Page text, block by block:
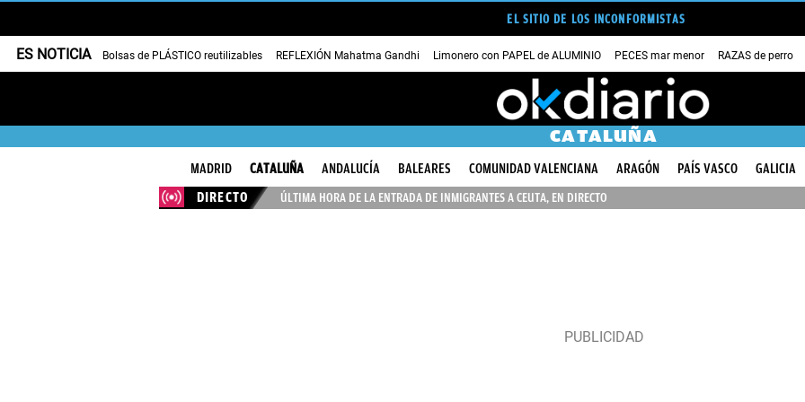
EL SITIO DE LOS INCONFORMISTAS
ES NOTICIA Bolsas de PLÁSTICO reutilizables REFLEXIÓN Mahatma Gandhi Limonero con PAPEL de ALUMINIO PECES mar menor RAZAS de perro
CATALUÑA
MADRID CATALUÑA ANDALUCÍA BALEARES COMUNIDAD VALENCIANA ARAGÓN PAÍS VASCO GALICIA
DIRECTO
ÚLTIMA HORA DE LA ENTRADA DE INMIGRANTES A CEUTA, EN DIRECTO